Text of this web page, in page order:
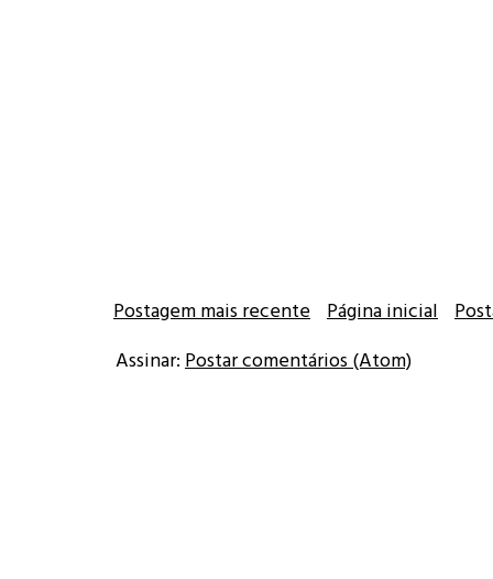
Postagem mais recente Página inicial
Assinar: Postar comentários (Atom)